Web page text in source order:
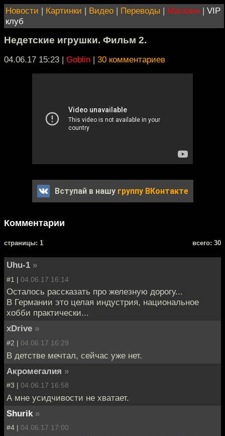
Новости | Картинки | Видео | Переводы | Магазин | VIP
клуб
Недетские игрушки. Фильм 2.
04.06.17 15:23 | Goblin | 30 комментариев
Вступай в нашу группу ВКонтакте
Комментарии
cтраницы: 1 всего: 30
Uhu-1 »
#1 | 04.06.17 16:14
Осталось рассказать про железную дорогу...
В Германии это целая индустрия, национальное
хобби практически...
xDrive »
#2 | 04.06.17 16:29
В детстве мечтал, сейчас уже нет.
Акромегалия »
#3 | 04.06.17 16:58
А мне усидчивости не хватает.
Shurik »
#4 | 04.06.17 17:00